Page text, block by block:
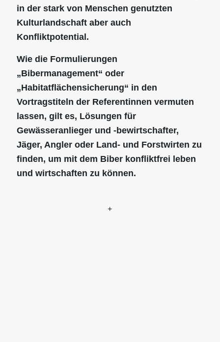
in der stark von Menschen genutzten
Kulturlandschaft aber auch
Konfliktpotential.
Wie die Formulierungen
„Bibermanagement“ oder
„Habitatflächensicherung“ in den
Vortragstiteln der Referentinnen vermuten
lassen, gilt es, Lösungen für
Gewässeranlieger und -bewirtschafter,
Jäger, Angler oder Land- und Forstwirten zu
finden, um mit dem Biber konfliktfrei leben
und wirtschaften zu können.
+